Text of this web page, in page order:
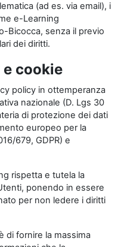
(ad es. via email), i
e-Learning
Bicocca, senza il previo
dei diritti.
cookie
policy in ottemperanza
nazionale (D. Lgs 30
di protezione dei dati
europeo per la
679, GDPR) e
rispetta e tutela la
ponendo in essere
per non ledere i diritti
di fornire la massima